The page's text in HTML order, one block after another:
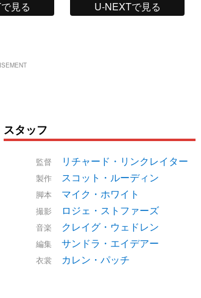
見る
U-NEXTで見る
スタッフ
監督 リチャード・リンクレイター
製作 スコット・ルーディン
脚本 マイク・ホワイト
撮影 ロジェ・ストファーズ
音楽 クレイグ・ウェドレン
編集 サンドラ・エイデアー
衣裳 カレン・パッチ